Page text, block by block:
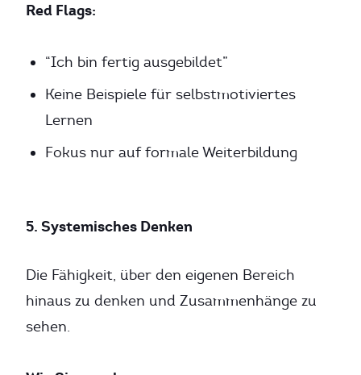
Red Flags:
“Ich bin fertig ausgebildet”
Keine Beispiele für selbstmotiviertes
Lernen
Fokus nur auf formale Weiterbildung
5. Systemisches Denken
Die Fähigkeit, über den eigenen Bereich
hinaus zu denken und Zusammenhänge zu
sehen.